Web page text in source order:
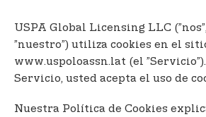
USPA Global Licensing LLC
”nuestro”) utiliza cookies en el
www.uspoloassn.lat (el
Servicio, usted acepta el uso de
Nuestra Política de Cookies